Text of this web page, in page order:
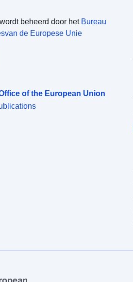
beheerd door het Bureau
de Europese Unie
of the European Union